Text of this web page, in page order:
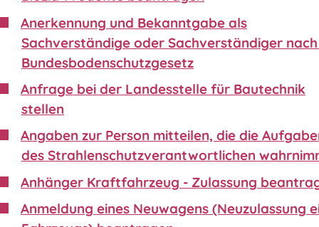
Anerkennung und Bekanntgabe als
Sachverständige oder Sachverständiger nach
Bundesbodenschutzgesetz
Anfrage bei der Landesstelle für Bautechnik
stellen
Angaben zur Person mitteilen, die die
des Strahlenschutzverantwortlichen
Anhänger Kraftfahrzeug - Zulassung
Anmeldung eines Neuwagens (Neuzulassung